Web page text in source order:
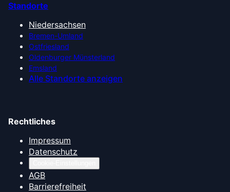
Standorte
Niedersachsen
Bremen-Umland
Ostfriesland
Oldenburger Münsterland
Emsland
Alle Standorte anzeigen
Rechtliches
Impressum
Datenschutz
AGB
Barrierefreiheit